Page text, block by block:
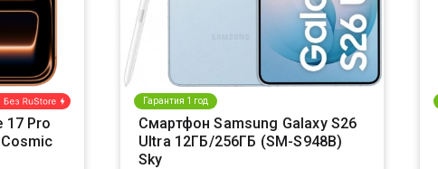
17 Pro
Гарантия 1 год
Смартфон Samsung Galaxy S26
Ultra 12ГБ/256ГБ (SM-S948B)
Sky